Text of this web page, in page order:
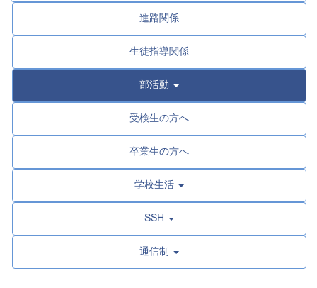
進路関係
生徒指導関係
部活動
受検生の方へ
卒業生の方へ
学校生活
SSH
通信制